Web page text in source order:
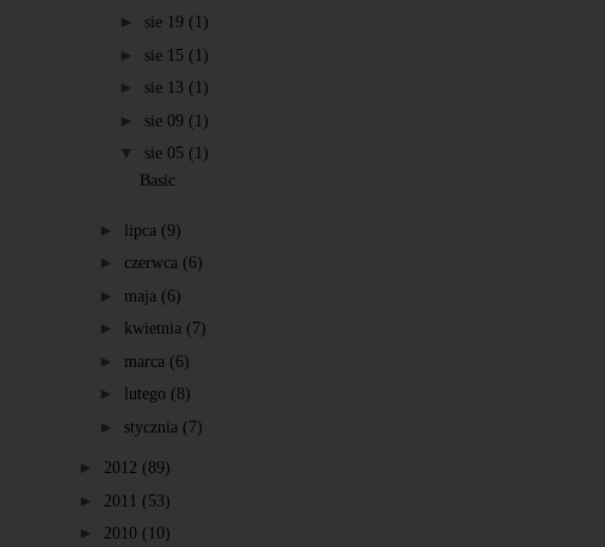
► sie 19 (1)
► sie 15 (1)
► sie 13 (1)
► sie 09 (1)
▼ sie 05 (1)
Basic
► lipca (9)
► czerwca (6)
► maja (6)
► kwietnia (7)
► marca (6)
► lutego (8)
► stycznia (7)
► 2012 (89)
► 2011 (53)
► 2010 (10)